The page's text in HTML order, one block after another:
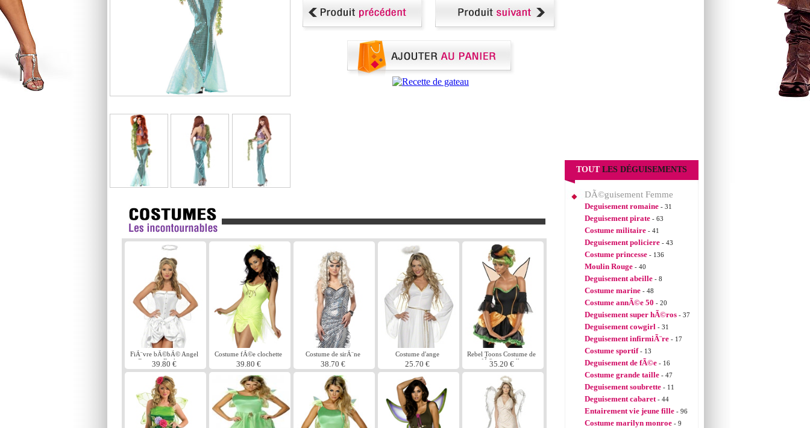
FiÃ¨vre bÃ©bÃ© Angel
Costume Burlesque
39.80 €
Costume fÃ©e clochette
39.80 €
Costume de sirÃ¨ne
mystique
38.70 €
Costume d'ange
25.70 €
Rebel Toons Costume de
fÃ©e citrouille
35.20 €
TOUT LES DÉGUISEMENTS
DÃ©guisement Femme
Deguisement romaine - 31
Deguisement pirate - 63
Costume militaire - 41
Deguisement policiere - 43
Costume princesse - 136
Moulin Rouge - 40
Deguisement abeille - 8
Costume marine - 48
Costume annÃ©e 50 - 20
Deguisement super hÃ©ros - 37
Deguisement cowgirl - 31
Deguisement infirmiÃ¨re - 17
Costume sportif- 13
Deguisement de fÃ©e - 16
Costume grande taille - 47
Deguisement soubrette - 11
Deguisement cabaret - 44
Entairement vie jeune fille - 96
Costume marilyn monroe - 9